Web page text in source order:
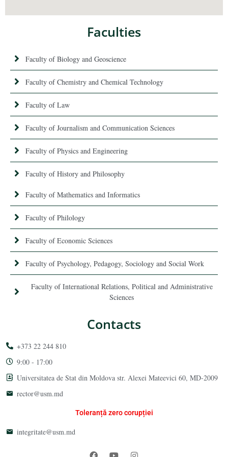
Faculties
Faculty of Biology and Geoscience
Faculty of Chemistry and Chemical Technology
Faculty of Law
Faculty of Journalism and Communication Sciences
Faculty of Physics and Engineering
Faculty of History and Philosophy
Faculty of Mathematics and Informatics
Faculty of Philology
Faculty of Economic Sciences
Faculty of Psychology, Pedagogy, Sociology and Social Work
Faculty of International Relations, Political and Administrative
Sciences
Contacts
+373 22 244 810
9:00 - 17:00
Universitatea de Stat din Moldova str. Alexei Mateevici 60, MD-2009
rector@usm.md
Toleranță zero corupției
integritate@usm.md